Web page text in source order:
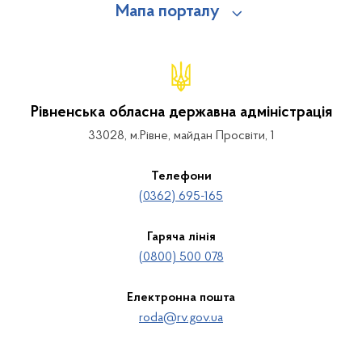
Мапа порталу
Рівненська обласна державна адміністрація
33028, м.Рівне, майдан Просвіти, 1
Телефони
(0362) 695-165
Гаряча лінія
(0800) 500 078
Електронна пошта
roda@rv.gov.ua